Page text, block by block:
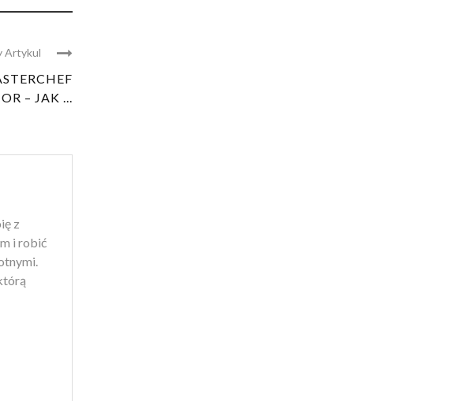
Artykul
– JAK ...
z
i robić